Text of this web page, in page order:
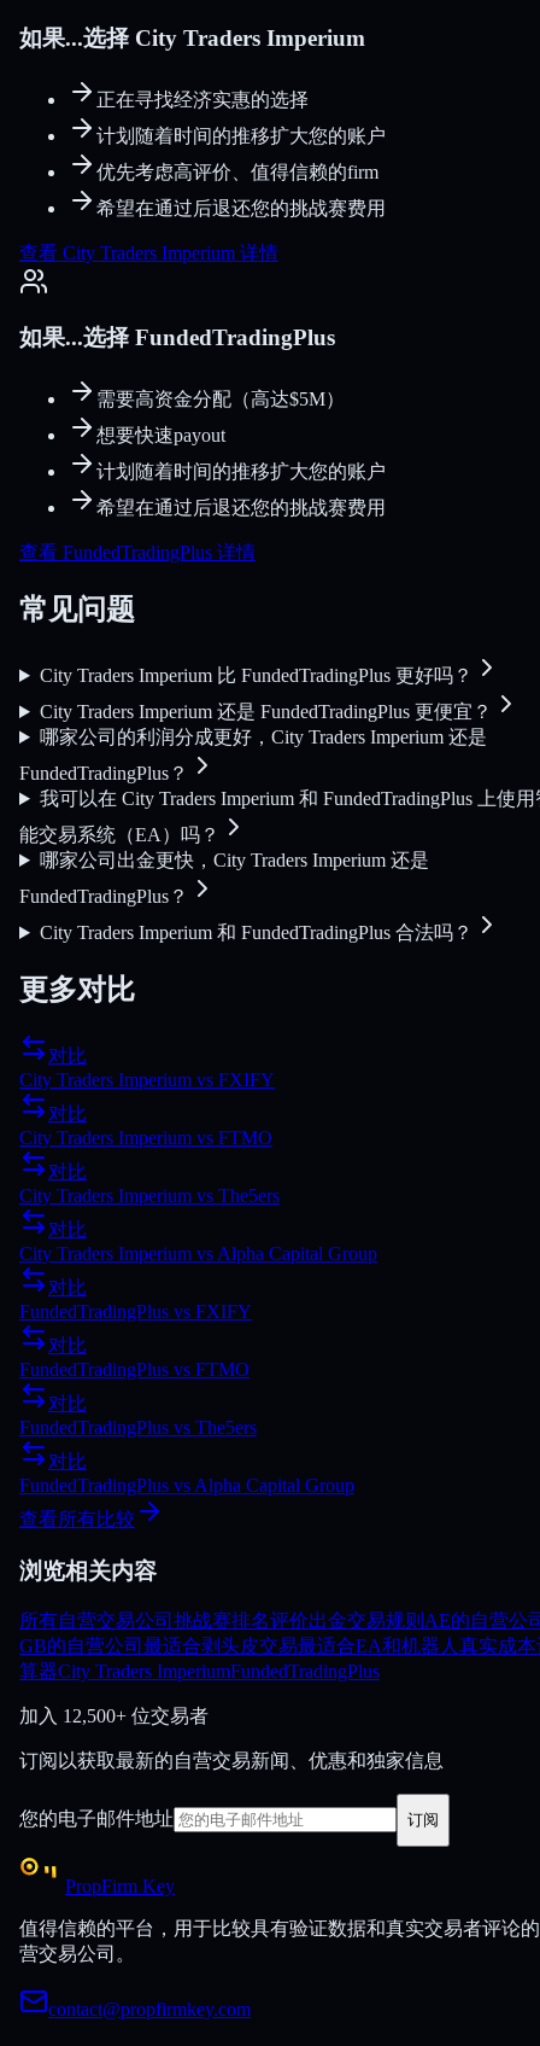
如果...选择 City Traders Imperium
正在寻找经济实惠的选择
计划随着时间的推移扩大您的账户
优先考虑高评价、值得信赖的firm
希望在通过后退还您的挑战赛费用
查看 City Traders Imperium 详情
如果...选择 FundedTradingPlus
需要高资金分配（高达$5M）
想要快速payout
计划随着时间的推移扩大您的账户
希望在通过后退还您的挑战赛费用
查看 FundedTradingPlus 详情
常见问题
City Traders Imperium 比 FundedTradingPlus 更好吗？
City Traders Imperium 还是 FundedTradingPlus 更便宜？
哪家公司的利润分成更好，City Traders Imperium 还是
FundedTradingPlus？
我可以在 City Traders Imperium 和 FundedTradingPlus 上使用
能交易系统（EA）吗？
哪家公司出金更快，City Traders Imperium 还是
FundedTradingPlus？
City Traders Imperium 和 FundedTradingPlus 合法吗？
更多对比
对比
City Traders Imperium vs FXIFY
对比
City Traders Imperium vs FTMO
对比
City Traders Imperium vs The5ers
对比
City Traders Imperium vs Alpha Capital Group
对比
FundedTradingPlus vs FXIFY
对比
FundedTradingPlus vs FTMO
对比
FundedTradingPlus vs The5ers
对比
FundedTradingPlus vs Alpha Capital Group
查看所有比较
浏览相关内容
所有自营交易公司 挑战赛排名评价出金交易规则 AE的自营公
GB的自营公司 最适合剥头皮交易最适合EA和机器人 真实成本
算器City Traders ImperiumFundedTradingPlus
加入 12,500+ 位交易者
订阅以获取最新的自营交易新闻、优惠和独家信息
您的电子邮件地址 订阅
PropFirm Key
值得信赖的平台，用于比较具有验证数据和真实交易者评论
营交易公司。
contact@propfirmkey.com